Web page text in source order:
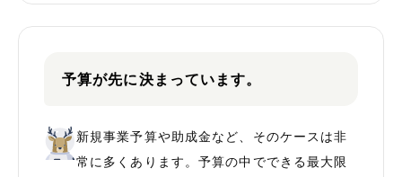
予算が先に決まっています。
新規事業予算や助成金など、そのケースは非
常に多くあります。予算の中でできる最大限